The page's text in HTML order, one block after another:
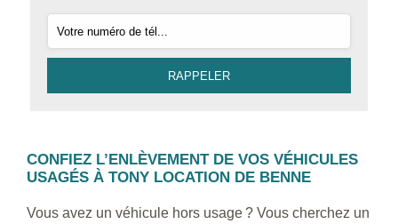
CONFIEZ L’ENLÈVEMENT DE VOS VÉHICULES
USAGÉS À TONY LOCATION DE BENNE
Vous avez un véhicule hors usage ? Vous cherchez un